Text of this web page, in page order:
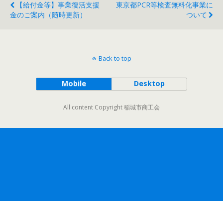
【給付金等】事業復活支援
金のご案内（随時更新）
東京都PCR等検査無料化事業に
ついて
Back to top
Mobile Desktop
All content Copyright 稲城市商工会